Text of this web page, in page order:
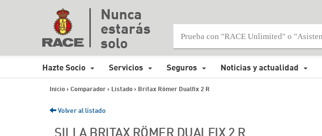
Nunca
estarás
solo
Hazte Socio Servicios Seguros Noticias y actualidad
Inicio > Comparador > Listado > Britax Römer Dualfix 2 R
Volver al listado
SILLA BRITAX RÖMER DUALFIX 2 R